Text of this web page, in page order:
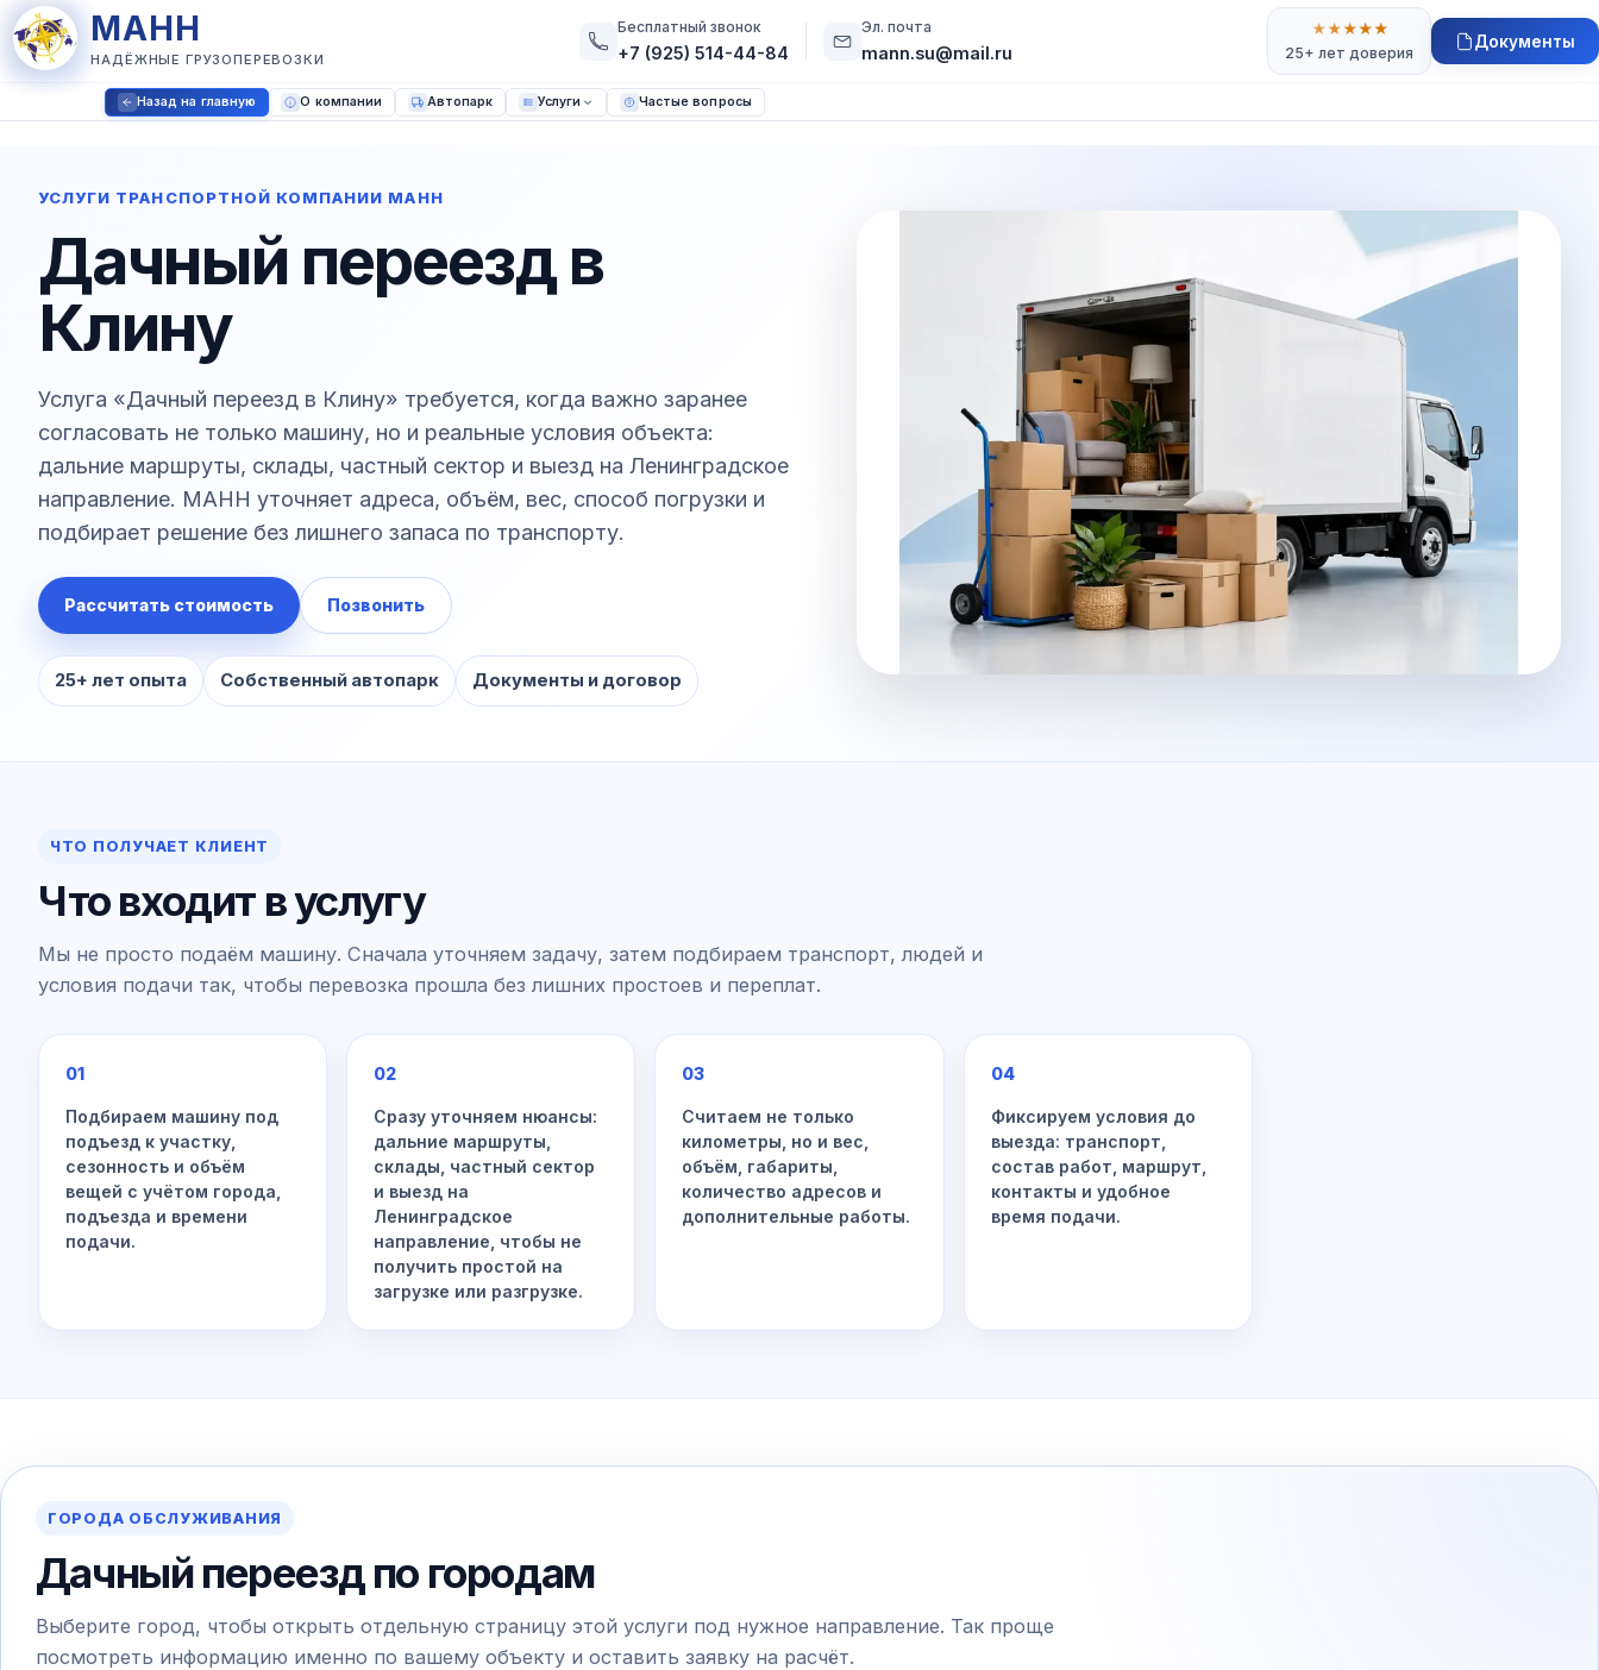
МАНН
НАДЁЖНЫЕ ГРУЗОПЕРЕВОЗКИ
Бесплатный звонок
+7 (925) 514-44-84
Эл. почта
mann.su@mail.ru
★★★★★
25+ лет доверия
Документы
Назад на главную О компании Автопарк Услуги Частые вопросы
УСЛУГИ ТРАНСПОРТНОЙ КОМПАНИИ МАНН
Дачный переезд в
Клину
Услуга «Дачный переезд в Клину» требуется, когда важно заранее
согласовать не только машину, но и реальные условия объекта:
дальние маршруты, склады, частный сектор и выезд на Ленинградское
направление. МАНН уточняет адреса, объём, вес, способ погрузки и
подбирает решение без лишнего запаса по транспорту.
Рассчитать стоимость Позвонить
25+ лет опыта Собственный автопарк Документы и договор
ЧТО ПОЛУЧАЕТ КЛИЕНТ
Что входит в услугу
Мы не просто подаём машину. Сначала уточняем задачу, затем подбираем транспорт, людей и
условия подачи так, чтобы перевозка прошла без лишних простоев и переплат.
01
Подбираем машину под
подъезд к участку,
сезонность и объём
вещей с учётом города,
подъезда и времени
подачи.
02
Сразу уточняем нюансы:
дальние маршруты,
склады, частный сектор
и выезд на
Ленинградское
направление, чтобы не
получить простой на
загрузке или разгрузке.
03
Считаем не только
километры, но и вес,
объём, габариты,
количество адресов и
дополнительные работы.
04
Фиксируем условия до
выезда: транспорт,
состав работ, маршрут,
контакты и удобное
время подачи.
ГОРОДА ОБСЛУЖИВАНИЯ
Дачный переезд по городам
Выберите город, чтобы открыть отдельную страницу этой услуги под нужное направление. Так проще
посмотреть информацию именно по вашему объекту и оставить заявку на расчёт.